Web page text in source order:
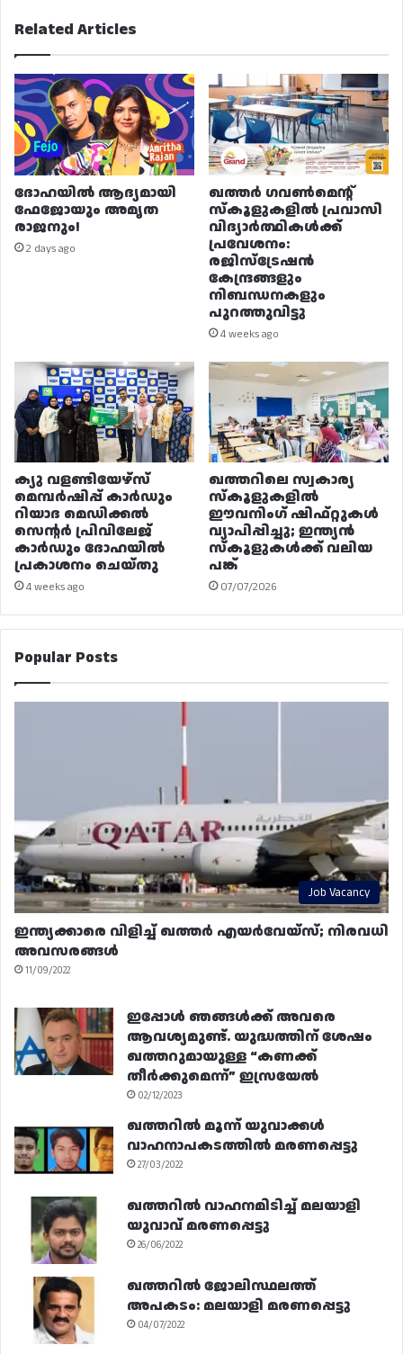
Related Articles
ദോഹയിൽ ആദ്യമായി
ഫേജോയും അമൃത
രാജനും!
2 days ago
ഖത്തർ ഗവൺമെന്റ്
സ്കൂളുകളിൽ പ്രവാസി
വിദ്യാർത്ഥികൾക്ക്
പ്രവേശനം:
രജിസ്ട്രേഷൻ
കേന്ദ്രങ്ങളും
നിബന്ധനകളും
പുറത്തുവിട്ടു
4 weeks ago
ക്യു വളണ്ടിയേഴ്‌സ്
മെമ്പർഷിപ്പ് കാർഡും
റിയാദ മെഡിക്കൽ
സെന്റർ പ്രിവിലേജ്
കാർഡും ദോഹയിൽ
പ്രകാശനം ചെയ്തു
4 weeks ago
ഖത്തറിലെ സ്വകാര്യ
സ്കൂളുകളിൽ
ഈവനിംഗ് ഷിഫ്റ്റുകൾ
വ്യാപിപ്പിച്ചു; ഇന്ത്യൻ
സ്കൂളുകൾക്ക് വലിയ
പങ്ക്
07/07/2026
Popular Posts
Job Vacancy
ഇന്ത്യക്കാരെ വിളിച്ച് ഖത്തർ എയർവേയ്‌സ്; നിരവധി
അവസരങ്ങൾ
11/09/2022
ഇപ്പോൾ ഞങ്ങൾക്ക് അവരെ
ആവശ്യമുണ്ട്. യുദ്ധത്തിന് ശേഷം
ഖത്തറുമായുള്ള “കണക്ക്
തീർക്കുമെന്ന്” ഇസ്രയേൽ
02/12/2023
ഖത്തറിൽ മൂന്ന് യുവാക്കൾ
വാഹനാപകടത്തിൽ മരണപ്പെട്ടു
27/03/2022
ഖത്തറിൽ വാഹനമിടിച്ച് മലയാളി
യുവാവ് മരണപ്പെട്ടു
26/06/2022
ഖത്തറിൽ ജോലിസ്ഥലത്ത്
അപകടം: മലയാളി മരണപ്പെട്ടു
04/07/2022